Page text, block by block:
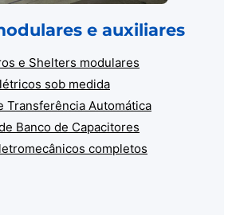
e auxiliares
e Shelters modulares
sob medida
Transferência Automática
Banco de Capacitores
completos